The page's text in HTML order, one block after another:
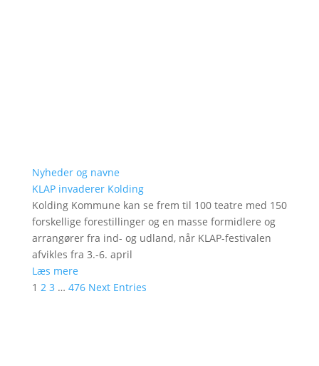
Nyheder og navne
KLAP invaderer Kolding
Kolding Kommune kan se frem til 100 teatre med 150
forskellige forestillinger og en masse formidlere og
arrangører fra ind- og udland, når KLAP-festivalen
afvikles fra 3.-6. april
Læs mere
1 2 3 … 476 Next Entries